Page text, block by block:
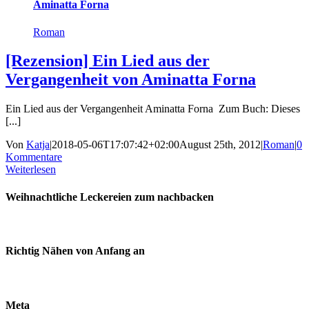
Aminatta Forna
Roman
[Rezension] Ein Lied aus der
Vergangenheit von Aminatta Forna
Ein Lied aus der Vergangenheit Aminatta Forna Zum Buch: Dieses
[...]
Von Katja|2018-05-06T17:07:42+02:00August 25th, 2012|Roman|0
Kommentare
Weiterlesen
Weihnachtliche Leckereien zum nachbacken
Richtig Nähen von Anfang an
Meta